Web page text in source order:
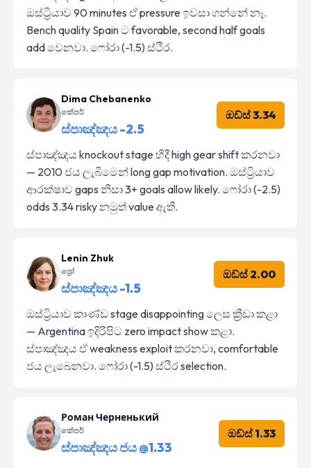
ඔස්ට්‍රියාව 90 minutes ඒ pressure ඉවසා ගන්නේ නෑ.
Bench quality Spain ට favorable, second half goals
add වෙනවා. ෆෝරා (-1.5) ස්ථිර.
Dima Chebanenko
කේපර්
ස්පාඤ්ඤය -2.5
ඔඩ්ස් 3.34
ස්පාඤ්ඤය knockout stage හිදී high gear shift කරනවා
— 2010 ජය ලැබීමෙන් long gap motivation. ඔස්ට්‍රියාව
ආරක්ෂාව gaps නිසා 3+ goals allow likely. ෆෝරා (-2.5)
odds 3.34 risky නමුත් value ඇති.
Lenin Zhuk
ප්‍රෝ
ස්පාඤ්ඤය -1.5
ඔඩ්ස් 2.00
ඔස්ට්‍රියාව කාණ්ඩ stage disappointing ලෙස ක්‍රීඩා කළා
— Argentina ඉදිරිපිට zero impact show කළා.
ස්පාඤ්ඤය ඒ weakness exploit කරනවා, comfortable
ජය ලැබෙනවා. ෆෝරා (-1.5) ස්ථිර selection.
Роман Черненький
කේපර්
ස්පාඤ්ඤය ජය @1.33
ඔඩ්ස් 1.33